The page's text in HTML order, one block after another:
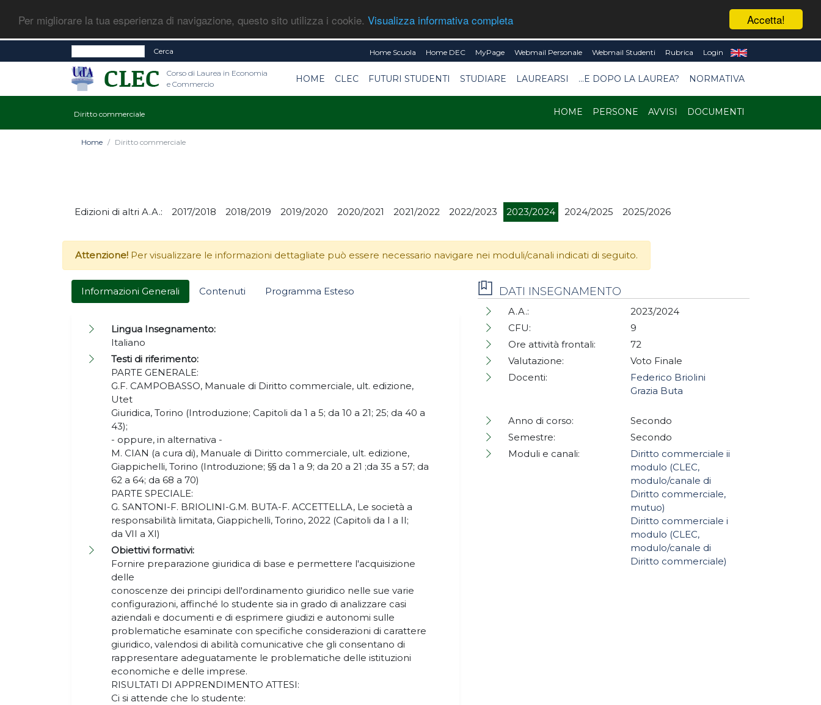
Accetta!
Per migliorare la tua esperienza di navigazione, questo sito utilizza i cookie. Visualizza informativa completa
Cerca Home Scuola Home DEC MyPage Webmail Personale Webmail Studenti Rubrica Login
Corso di Laurea in Economia
e Commercio
HOME CLEC FUTURI STUDENTI STUDIARE LAUREARSI ...E DOPO LA LAUREA? NORMATIVA
Diritto commerciale HOME PERSONE AVVISI DOCUMENTI
Home Diritto commerciale
Edizioni di altri A.A.: 2017/2018 2018/2019 2019/2020 2020/2021 2021/2022 2022/2023 2023/2024 2024/2025 2025/2026
Attenzione! Per visualizzare le informazioni dettagliate può essere necessario navigare nei moduli/canali indicati di seguito.
Informazioni Generali Contenuti Programma Esteso
Lingua Insegnamento:
Italiano
Testi di riferimento:
PARTE GENERALE:
G.F. CAMPOBASSO, Manuale di Diritto commerciale, ult. edizione,
Utet
Giuridica, Torino (Introduzione; Capitoli da 1 a 5; da 10 a 21; 25; da 40 a
43);
- oppure, in alternativa -
M. CIAN (a cura di), Manuale di Diritto commerciale, ult. edizione,
Giappichelli, Torino (Introduzione; §§ da 1 a 9; da 20 a 21 ;da 35 a 57; da
62 a 64; da 68 a 70)
PARTE SPECIALE:
G. SANTONI-F. BRIOLINI-G.M. BUTA-F. ACCETTELLA, Le società a
responsabilità limitata, Giappichelli, Torino, 2022 (Capitoli da I a II;
da VII a XI)
Obiettivi formativi:
Fornire preparazione giuridica di base e permettere l'acquisizione
delle
conoscenze dei principi dell'ordinamento giuridico nelle sue varie
configurazioni, affinché lo studente sia in grado di analizzare casi
aziendali e documenti e di esprimere giudizi e autonomi sulle
problematiche esaminate con specifiche considerazioni di carattere
giuridico, valendosi di abilità comunicative che gli consentano di
rappresentare adeguatamente le problematiche delle istituzioni
economiche e delle imprese.
RISULTATI DI APPRENDIMENTO ATTESI:
Ci si attende che lo studente:
DATI INSEGNAMENTO
A.A.:
2023/2024
CFU:
9
Ore attività frontali:
72
Valutazione:
Voto Finale
Docenti:
Federico Briolini
Grazia Buta
Anno di corso:
Secondo
Semestre:
Secondo
Moduli e canali:
Diritto commerciale ii
modulo (CLEC,
modulo/canale di
Diritto commerciale,
mutuo)
Diritto commerciale i
modulo (CLEC,
modulo/canale di
Diritto commerciale)